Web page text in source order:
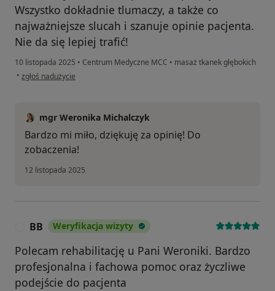
Wszystko dokładnie tlumaczy, a także co
najważniejsze slucah i szanuje opinie pacjenta.
Nie da się lepiej trafić!
10 listopada 2025 • Centrum Medyczne MCC • masaż tkanek głębokich
• w opinii użytkownika Aga
zgłoś nadużycie
mgr Weronika Michalczyk
Bardzo mi miło, dziękuję za opinię! Do
zobaczenia!
12 listopada 2025
BB Weryfikacja wizyty
Polecam rehabilitację u Pani Weroniki. Bardzo
profesjonalna i fachowa pomoc oraz życzliwe
podejście do pacjenta